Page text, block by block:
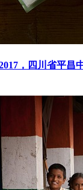
，四川省平昌